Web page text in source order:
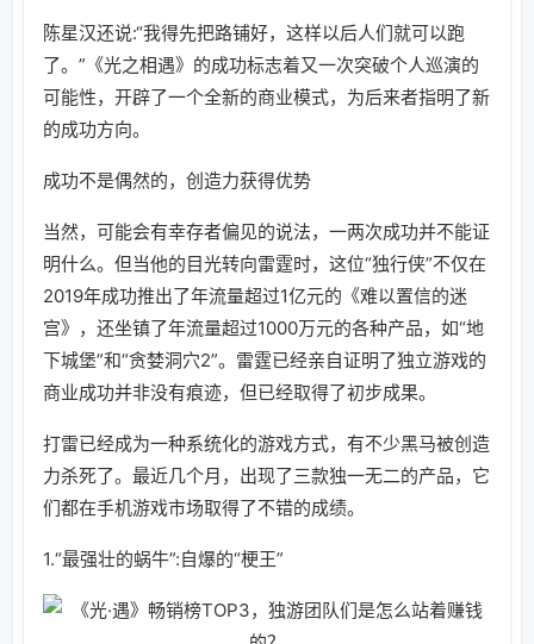
陈星汉还说:“我得先把路铺好，这样以后人们就可以跑
了。”《光之相遇》的成功标志着又一次突破个人巡演的
可能性，开辟了一个全新的商业模式，为后来者指明了新
的成功方向。
成功不是偶然的，创造力获得优势
当然，可能会有幸存者偏见的说法，一两次成功并不能证
明什么。但当他的目光转向雷霆时，这位“独行侠”不仅在
2019年成功推出了年流量超过1亿元的《难以置信的迷
宫》，还坐镇了年流量超过1000万元的各种产品，如“地
下城堡”和“贪婪洞穴2”。雷霆已经亲自证明了独立游戏的
商业成功并非没有痕迹，但已经取得了初步成果。
打雷已经成为一种系统化的游戏方式，有不少黑马被创造
力杀死了。最近几个月，出现了三款独一无二的产品，它
们都在手机游戏市场取得了不错的成绩。
1.“最强壮的蜗牛”:自爆的“梗王”